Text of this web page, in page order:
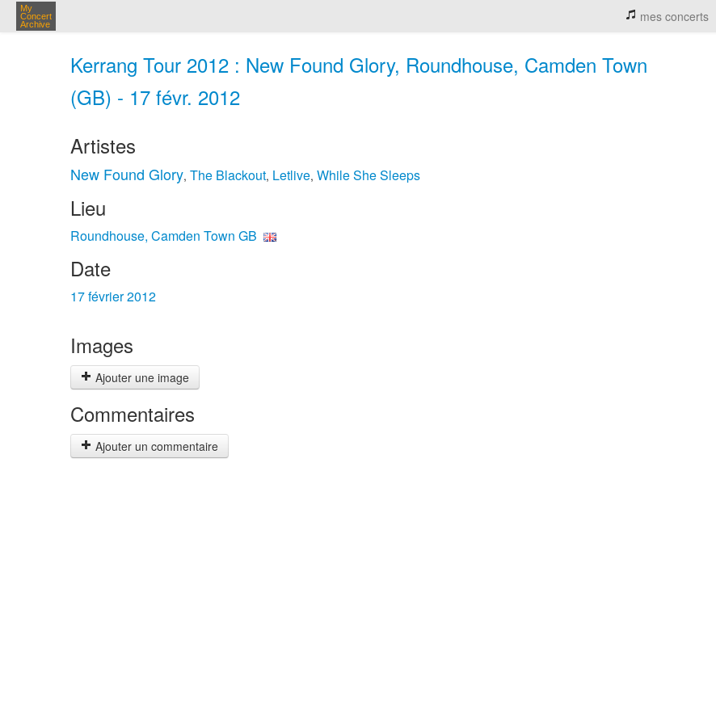
My
Concert
Archive
mes concerts
Kerrang Tour 2012 : New Found Glory, Roundhouse, Camden Town
(GB) - 17 févr. 2012
Artistes
New Found Glory, The Blackout, Letlive, While She Sleeps
Lieu
Roundhouse, Camden Town GB
Date
17 février 2012
Images
Ajouter une image
Commentaires
Ajouter un commentaire